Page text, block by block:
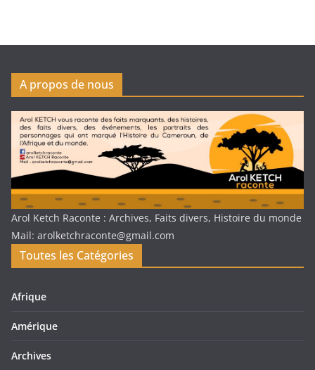
A propos de nous
Arol Ketch Raconte : Archives, Faits divers, Histoire du monde
Mail: arolketchraconte@gmail.com
Toutes les Catégories
Afrique
Amérique
Archives